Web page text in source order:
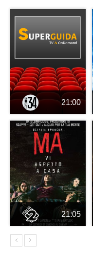
21:00
21:05